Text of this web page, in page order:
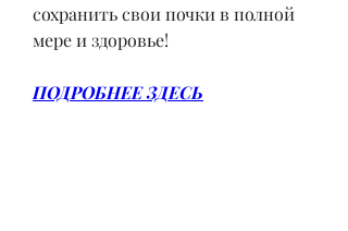
сохранить свои почки в полной
мере и здоровье!
ПОДРОБНЕЕ ЗДЕСЬ